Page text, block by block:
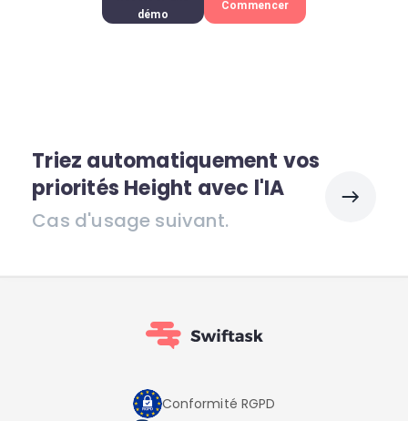
démo
Commencer
Triez automatiquement vos
priorités Height avec l'IA
Cas d'usage suivant.
Conformité RGPD